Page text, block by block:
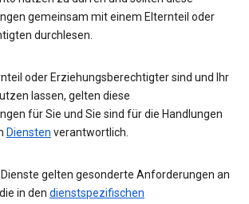
gemeinsam mit einem Elternteil oder
durchlesen.
oder Erziehungsberechtigter sind und Ihr
lassen, gelten diese
für Sie und Sie sind für die Handlungen
Diensten verantwortlich.
Dienste gelten gesonderte Anforderungen an
in den dienstspezifischen